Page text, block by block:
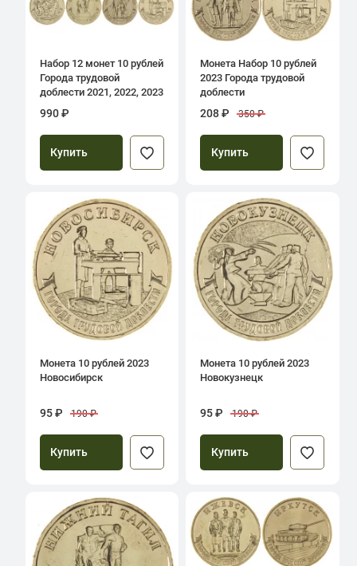
Набор 12 монет 10 рублей
Города трудовой
доблести 2021, 2022, 2023
990 ₽
Купить
Монета Набор 10 рублей
2023 Города трудовой
доблести
208 ₽ 350 ₽
Купить
Монета 10 рублей 2023
Новосибирск
95 ₽ 190 ₽
Купить
Монета 10 рублей 2023
Новокузнецк
95 ₽ 190 ₽
Купить